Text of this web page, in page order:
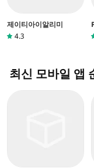
제이티아이알리미
4.3
최신 모바일 앱